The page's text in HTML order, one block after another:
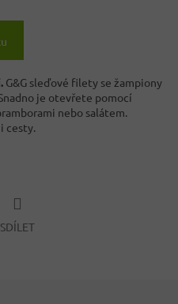
G&G sleďové filety se žampiony
je otevřete pomocí
nebo salátem.
cesty.
SDÍLET